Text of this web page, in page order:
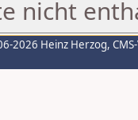
nicht
2026 Heinz Herzog,